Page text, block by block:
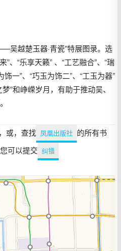
吴越楚玉器·青瓷”特展图录。选
、“乐享天籁” 、“工艺融合”、“瑞
饰一”、“巧玉为饰二”、“工玉为器”
”和峥嵘岁月，有助于推动吴、
或，查找 凤凰出版社 的所有书
可以提交 纠错